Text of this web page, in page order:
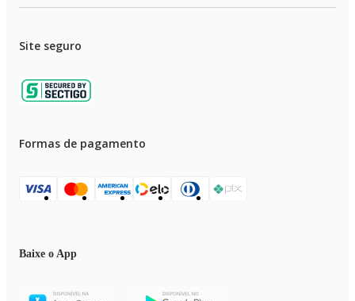
Site seguro
Formas de pagamento
Baixe o App